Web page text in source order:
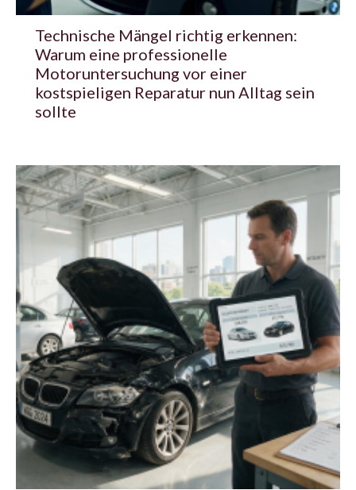
Technische Mängel richtig erkennen:
Warum eine professionelle
Motoruntersuchung vor einer
kostspieligen Reparatur nun Alltag sein
sollte